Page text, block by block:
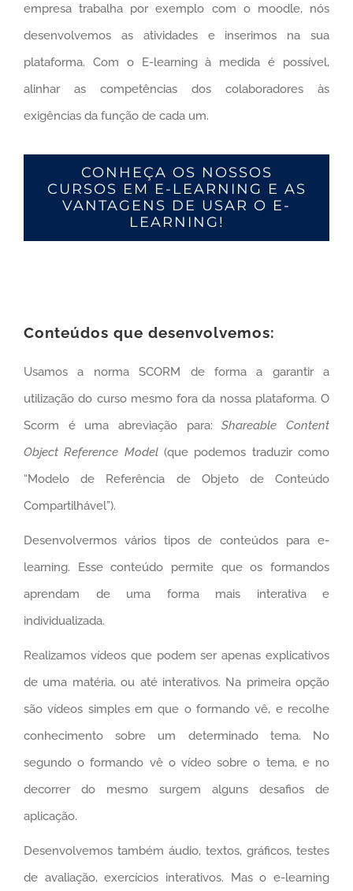
empresa trabalha por exemplo com o moodle, nós
desenvolvemos as atividades e inserimos na sua
plataforma. Com o E-learning à medida é possível,
alinhar as competências dos colaboradores às
exigências da função de cada um.
CONHEÇA OS NOSSOS
CURSOS EM E-LEARNING E AS
VANTAGENS DE USAR O E-
LEARNING!
Conteúdos que desenvolvemos:
Usamos a norma SCORM de forma a garantir a
utilização do curso mesmo fora da nossa plataforma. O
Scorm é uma abreviação para:Shareable Content
Object Reference Model(que podemos traduzir como
“Modelo de Referência de Objeto de Conteúdo
Compartilhável”).
Desenvolvermos vários tipos de conteúdos para e-
learning. Esse conteúdo permite que os formandos
aprendam de uma forma mais interativa e
individualizada.
Realizamos vídeos que podem ser apenas explicativos
de uma matéria, ou até interativos. Na primeira opção
são vídeos simples em que o formando vê, e recolhe
conhecimento sobre um determinado tema. No
segundo o formando vê o vídeo sobre o tema, e no
decorrer do mesmo surgem alguns desafios de
aplicação.
Desenvolvemos também áudio, textos, gráficos, testes
de avaliação, exercícios interativos. Mas o e-learning